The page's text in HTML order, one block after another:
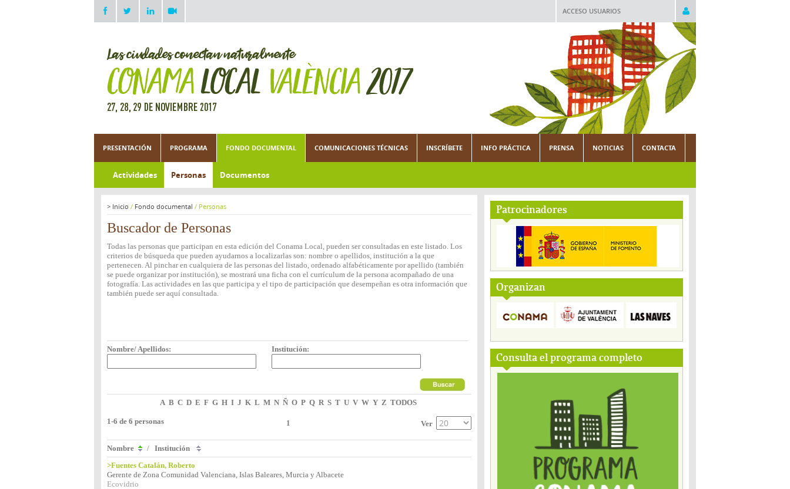
ACCESO USUARIOS
PRESENTACIÓN PROGRAMA FONDO DOCUMENTAL COMUNICACIONES TÉCNICAS INSCRÍBETE INFO PRÁCTICA PRENSA NOTICIAS CONTACTA
Actividades Personas Documentos
Patrocinadores
Organizan
Consulta el programa completo
> Inicio / Fondo documental / Personas
Buscador de Personas
Todas las personas que participan en esta edición del Conama Local, pueden ser consultadas en este listado. Los
criterios de búsqueda que pueden ayudarnos a localizarlas son: nombre o apellidos, institución a la que
pertenecen. Al pinchar en cualquiera de las personas del listado, ordenado alfabéticamente por apellido (también
se puede organizar por institución), se mostrará una ficha con el currículum de la persona acompañado de una
fotografía. Las actividades en las que participa y el tipo de participación que desempeñan es otra información que
también puede ser aquí consultada.
Nombre/ Apellidos: Institución:
A B C D E F G H I J K L M N Ñ O P Q R S T U V W Y Z TODOS
1-6 de 6 personas 1 Ver
Nombre / Institución
>Fuentes Catalán, Roberto
Gerente de Zona Comunidad Valenciana, Islas Baleares, Murcia y Albacete
Ecovidrio